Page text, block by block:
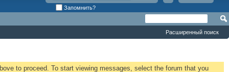
Запомнить?
Расширенный поиск
to proceed. To start viewing messages, select the forum that you